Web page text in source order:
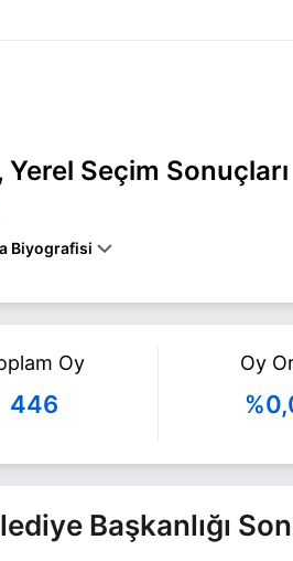
Seçim Sonuçları
Biyografisi
ile ilgili daha fazla bilgi için
Mehmet Ali
Oy
446
Oy
Başkanlığı